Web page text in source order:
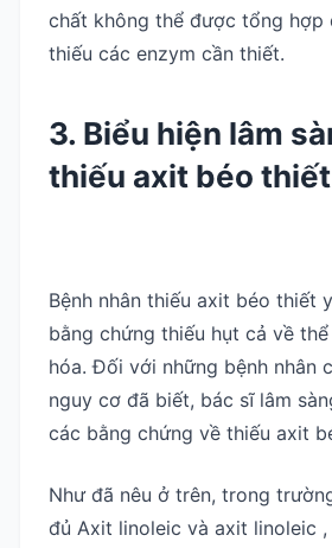
chất không thể được tổng hợp
thiếu các enzym cần thiết.
3. Biểu hiện lâm
thiếu axit béo
Bệnh nhân thiếu axit béo thiết
bằng chứng thiếu hụt cả về
hóa. Đối với những bệnh nhân
nguy cơ đã biết, bác sĩ lâm
các bằng chứng về thiếu axit
Như đã nêu ở trên, trong
đủ Axit linoleic và axit linoleic